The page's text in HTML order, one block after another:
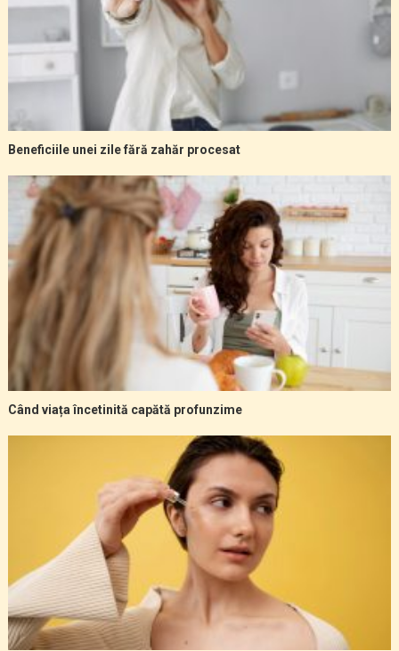
Beneficiile unei zile fără zahăr procesat
Când viața încetinită capătă profunzime